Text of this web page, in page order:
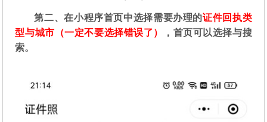
第二、在小程序首页中选择需要办理的证件回执类
型与城市（一定不要选择错误了）
，首页可以选择与搜
索。